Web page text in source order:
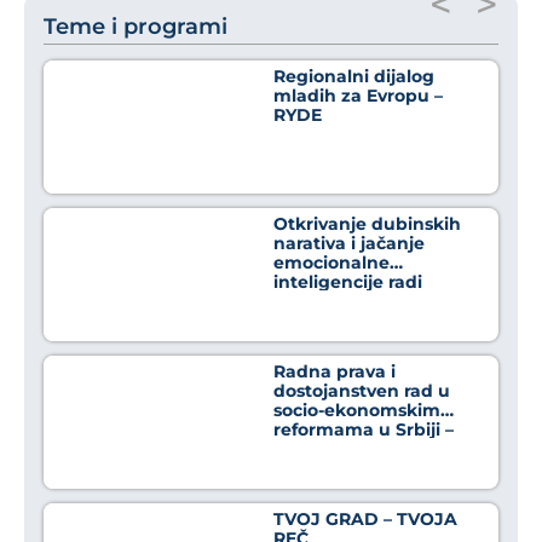
Teme i programi
Regionalni dijalog
mladih za Evropu –
RYDE
Otkrivanje dubinskih
narativa i jačanje
emocionalne
inteligencije radi
dezinformacija
Radna prava i
dostojanstven rad u
socio-ekonomskim
reformama u Srbiji –
TVOJ GRAD – TVOJA